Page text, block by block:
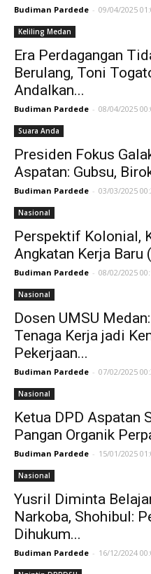
Budiman Pardede - 09/04/2025
Keliling Medan
Era Perdagangan
Berulang, Toni
Andalkan...
Budiman Pardede - 08/04/2025
Suara Anda
Presiden Fokus
Aspatan: Gubsu,
Budiman Pardede - 03/03/2025
Nasional
Perspektif Kolonial,
Angkatan Kerja Baru
Budiman Pardede - 08/02/2025
Nasional
Dosen UMSU
Tenaga Kerja jadi
Pekerjaan...
Budiman Pardede - 07/02/2025
Nasional
Ketua DPD Aspatan
Pangan Organik
Budiman Pardede - 15/01/2025
Nasional
Yusril Diminta
Narkoba, Shohibul:
Dihukum...
Budiman Pardede - 16/12/2024